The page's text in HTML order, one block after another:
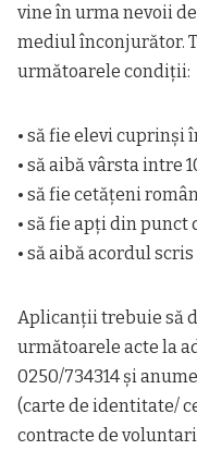
vine în urma nevoii
mediul înconjurător.
următoarele condiții:
• să fie elevi cuprinși
• să aibă vârsta intre
• să fie cetățeni
• să fie apți din punct
• să aibă acordul
Aplicanții trebuie să
următoarele acte la
0250/734314 şi
(carte de identitate/
contracte de